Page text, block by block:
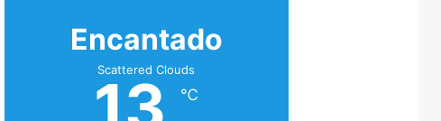
Encantado
Scattered Clouds
℃